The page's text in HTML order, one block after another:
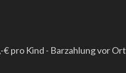
pro Kind - Barzahlung vor Ort